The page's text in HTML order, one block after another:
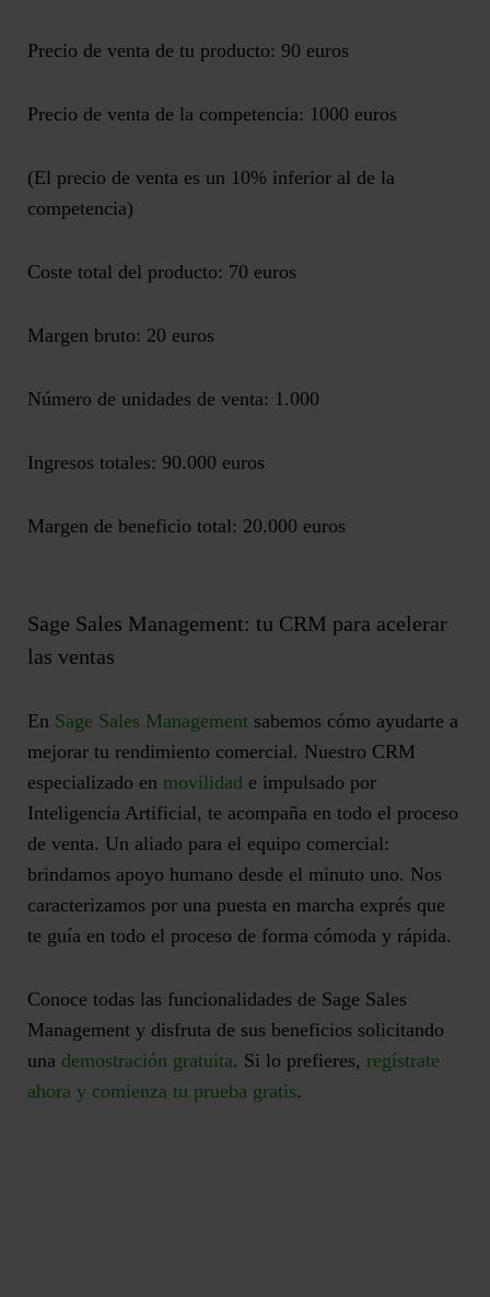
Precio de venta de tu producto: 90 euros
Precio de venta de la competencia: 1000 euros
(El precio de venta es un 10% inferior al de la
competencia)
Coste total del producto: 70 euros
Margen bruto: 20 euros
Número de unidades de venta: 1.000
Ingresos totales: 90.000 euros
Margen de beneficio total: 20.000 euros
Sage Sales Management: tu CRM para acelerar
las ventas
En Sage Sales Management sabemos cómo ayudarte a
mejorar tu rendimiento comercial. Nuestro CRM
especializado en movilidad e impulsado por
Inteligencia Artificial, te acompaña en todo el proceso
de venta. Un aliado para el equipo comercial:
brindamos apoyo humano desde el minuto uno. Nos
caracterizamos por una puesta en marcha exprés que
te guía en todo el proceso de forma cómoda y rápida.
Conoce todas las funcionalidades de Sage Sales
Management y disfruta de sus beneficios solicitando
una demostración gratuita. Si lo prefieres, regístrate
ahora y comienza tu prueba gratis.